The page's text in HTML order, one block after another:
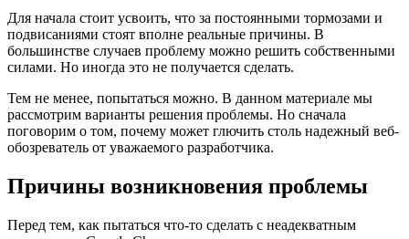
Для начала стоит усвоить, что за постоянными тормозами и
подвисаниями стоят вполне реальные причины. В
большинстве случаев проблему можно решить собственными
силами. Но иногда это не получается сделать.
Тем не менее, попытаться можно. В данном материале мы
рассмотрим варианты решения проблемы. Но сначала
поговорим о том, почему может глючить столь надежный веб-
обозреватель от уважаемого разработчика.
Причины возникновения проблемы
Перед тем, как пытаться что-то сделать с неадекватным